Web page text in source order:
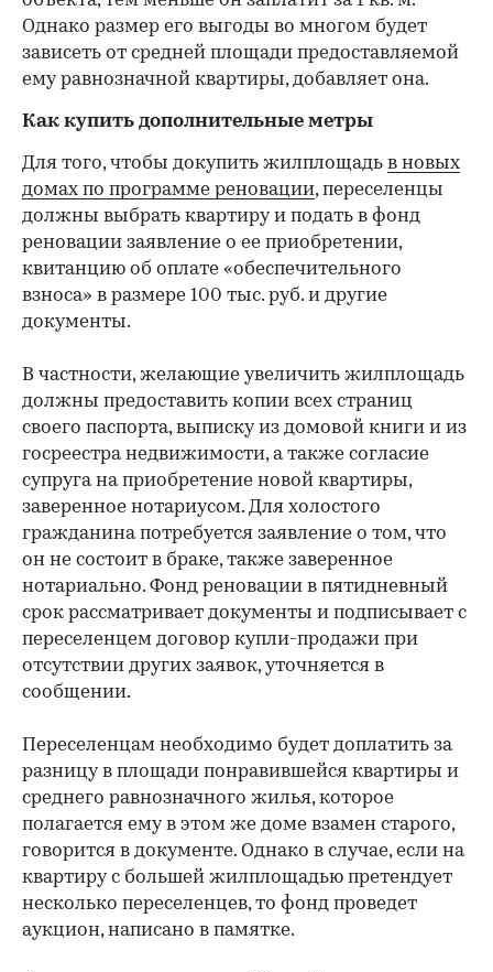
Однако размер его выгоды во многом будет
зависеть от средней площади предоставляемой
ему равнозначной квартиры, добавляет она.
Как купить дополнительные метры
Для того, чтобы докупить жилплощадь в новых
домах по программе реновации, переселенцы
должны выбрать квартиру и подать в фонд
реновации заявление о ее приобретении,
квитанцию об оплате «обеспечительного
взноса» в размере 100 тыс. руб. и другие
документы.
В частности, желающие увеличить жилплощадь
должны предоставить копии всех страниц
своего паспорта, выписку из домовой книги и из
госреестра недвижимости, а также согласие
супруга на приобретение новой квартиры,
заверенное нотариусом. Для холостого
гражданина потребуется заявление о том, что
он не состоит в браке, также заверенное
нотариально. Фонд реновации в пятидневный
срок рассматривает документы и подписывает с
переселенцем договор купли-продажи при
отсутствии других заявок, уточняется в
сообщении.
Переселенцам необходимо будет доплатить за
разницу в площади понравившейся квартиры и
среднего равнозначного жилья, которое
полагается ему в этом же доме взамен старого,
говорится в документе. Однако в случае, если на
квартиру с большей жилплощадью претендует
несколько переселенцев, то фонд проведет
аукцион, написано в памятке.